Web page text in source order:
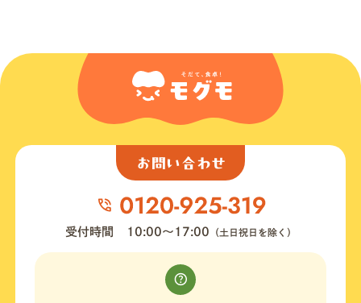
お問い合わせ
受付時間 10:00〜17:00 （土日祝日を除く）